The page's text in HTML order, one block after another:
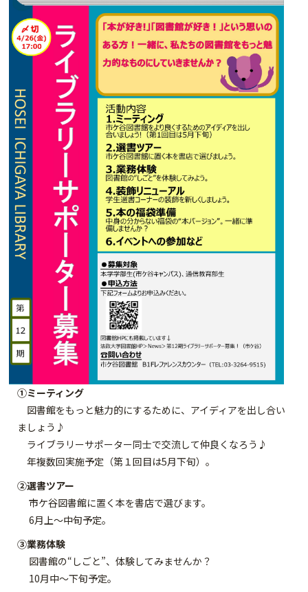
①ミーティング
図書館をもっと魅力的にするために、アイディアを出し合い
ましょう♪
ライブラリーサポーター同士で交流して仲良くなろう♪
年複数回実施予定（第１回目は5月下旬）。
②選書ツアー
市ケ谷図書館に置く本を書店で選びます。
6月上～中旬予定。
③業務体験
図書館の“しごと”、体験してみませんか？
10月中～下旬予定。